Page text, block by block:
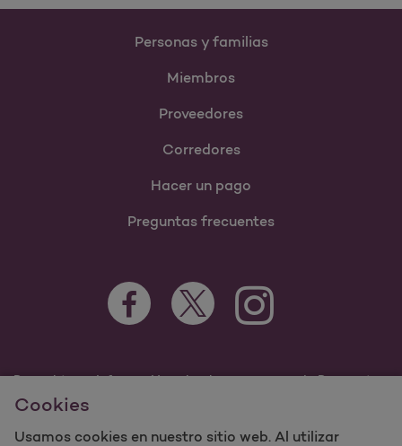
Cookies
Usamos cookies en nuestro sitio web. Al utilizar
Personas y familias
Miembros
Proveedores
Corredores
Hacer un pago
Preguntas frecuentes
Para obtener información sobre los programas de Passport
by Molina Healthcare Medicaid y Medicare, visite
©2023 Passport by Molina Healthcare, Inc. Todos los